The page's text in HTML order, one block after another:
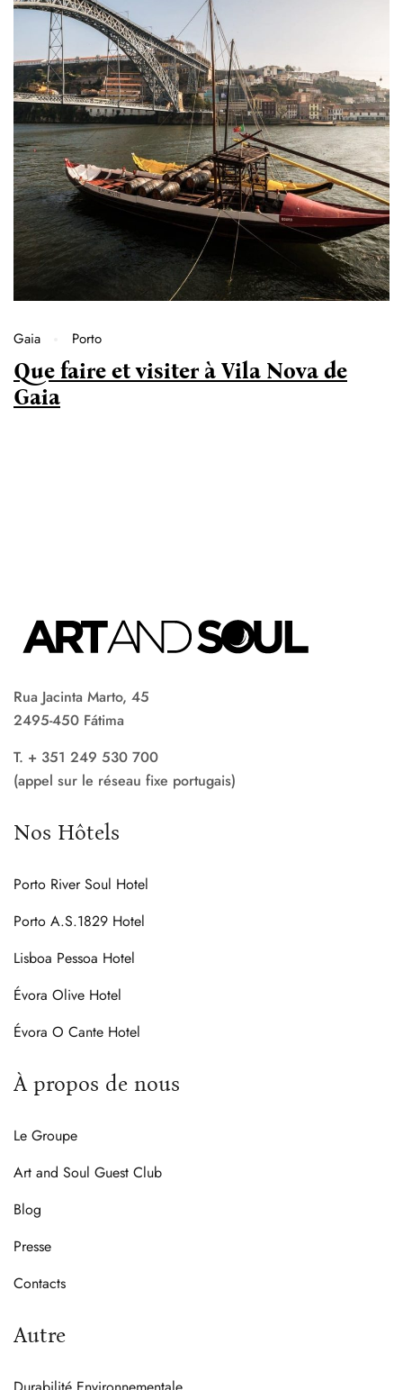
Gaia Porto
Que faire et visiter à Vila Nova de
Gaia
Rua Jacinta Marto, 45
2495-450 Fátima
T. + 351 249 530 700
(appel sur le réseau fixe portugais)
Nos Hôtels
Porto River Soul Hotel
Porto A.S.1829 Hotel
Lisboa Pessoa Hotel
Évora Olive Hotel
Évora O Cante Hotel
À propos de nous
Le Groupe
Art and Soul Guest Club
Blog
Presse
Contacts
Autre